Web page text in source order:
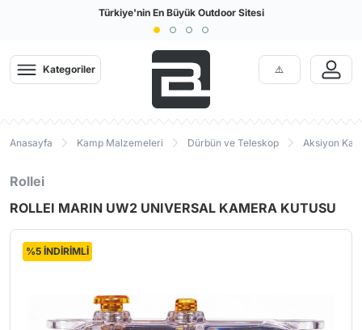
Türkiye'nin En Büyük Outdoor Sitesi
Tüm Kredi Kartlarına Taksit İmkanı!
Kategoriler
Anasayfa Kamp Malzemeleri Dürbün ve Teleskop Aksiyon
Rollei
ROLLEI MARIN UW2 UNIVERSAL KAMERA KUTUSU
%5 İNDİRİMLİ